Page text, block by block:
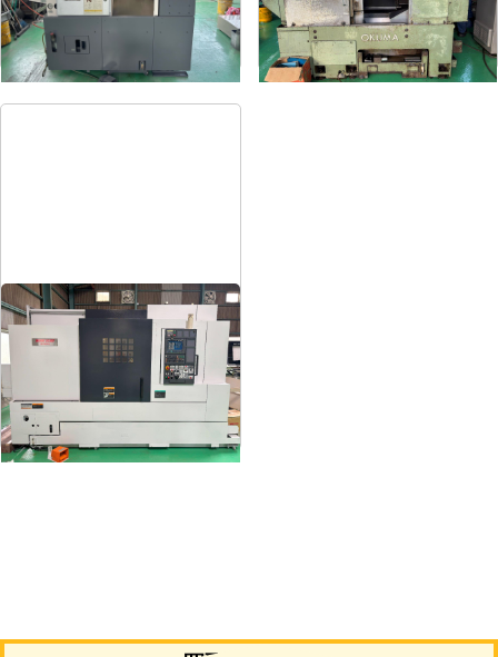
形 式LB2500EX
年 式
形 式 LB-12
年 式1989
12″NC旋盤
森精機
NL3000/700
年 式2006